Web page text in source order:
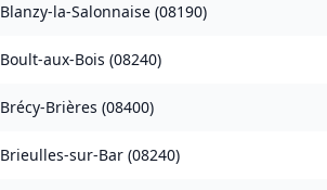
Blanzy-la-Salonnaise (08190)
Boult-aux-Bois (08240)
Brécy-Brières (08400)
Brieulles-sur-Bar (08240)